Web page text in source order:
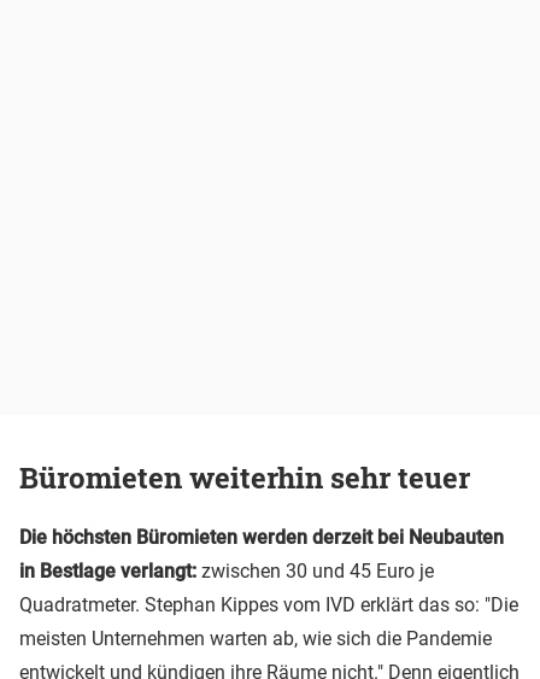
Büromieten weiterhin sehr teuer
Die höchsten Büromieten werden derzeit bei Neubauten
in Bestlage verlangt: zwischen 30 und 45 Euro je
Quadratmeter. Stephan Kippes vom IVD erklärt das so: "Die
meisten Unternehmen warten ab, wie sich die Pandemie
entwickelt und kündigen ihre Räume nicht." Denn eigentlich